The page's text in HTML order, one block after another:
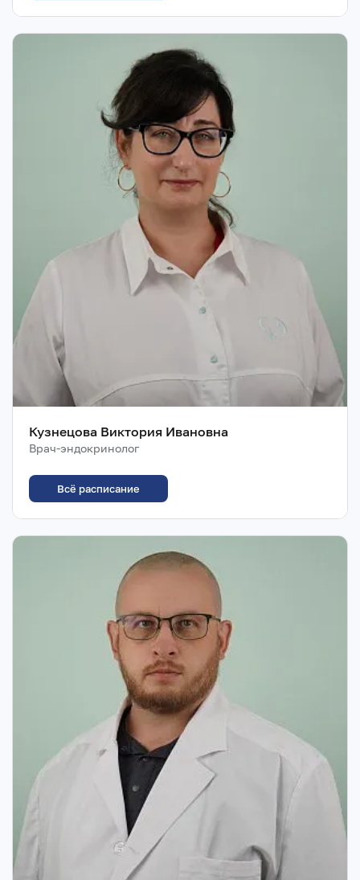
Кузнецова Виктория Ивановна
Врач-эндокринолог
Всё расписание